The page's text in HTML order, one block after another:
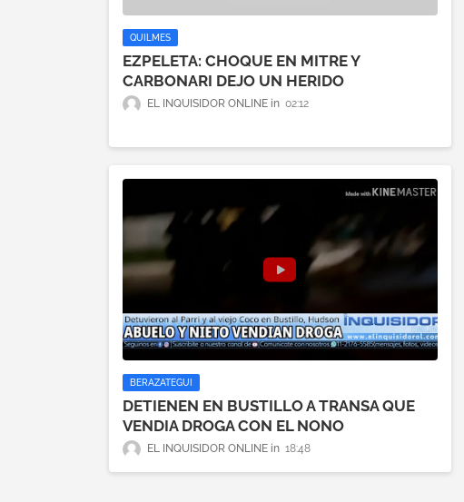
QUILMES
EZPELETA: CHOQUE EN MITRE Y
CARBONARI DEJO UN HERIDO
EL INQUISIDOR ONLINE 02:12
BERAZATEGUI
DETIENEN EN BUSTILLO A TRANSA QUE
VENDIA DROGA CON EL NONO
EL INQUISIDOR ONLINE 18:48